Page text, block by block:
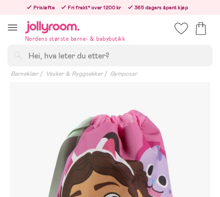
innehållet
Prisløfte Fri frakt* over 1200 kr
365 dagers åpent kjøp
Nordens største barne- & babybutikk
Barneklær Vesker & Ryggsekker Gymposer